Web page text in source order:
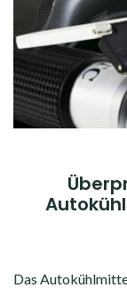
Das